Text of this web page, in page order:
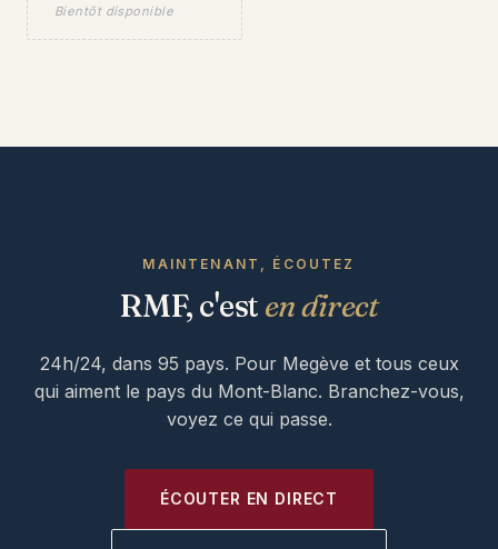
Bientôt disponible
MAINTENANT, ÉCOUTEZ
RMF, c'est en direct
24h/24, dans 95 pays. Pour Megève et tous ceux
qui aiment le pays du Mont-Blanc. Branchez-vous,
voyez ce qui passe.
ÉCOUTER EN DIRECT